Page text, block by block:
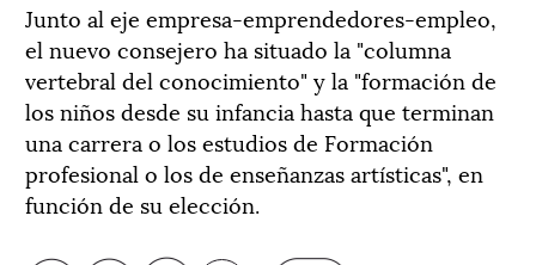
Junto al eje empresa-emprendedores-empleo,
el nuevo consejero ha situado la "columna
vertebral del conocimiento" y la "formación de
los niños desde su infancia hasta que terminan
una carrera o los estudios de Formación
profesional o los de enseñanzas artísticas", en
función de su elección.